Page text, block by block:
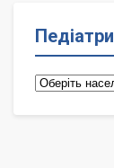
Педіатри
Педіатри